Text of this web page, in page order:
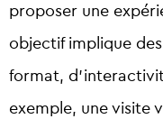
proposer une
objectif implique des
format,
exemple, une visite